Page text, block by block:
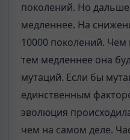
поколений. Но
медленнее. На
10000 поколений. Чем
тем медленнее она
мутаций. Если бы
единственным
эволюция
чем на самом деле.